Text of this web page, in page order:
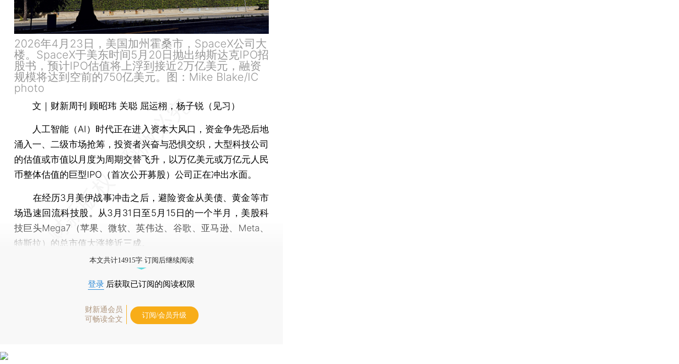
2026年4月23日，美国加州霍桑市，SpaceX公司大
楼。SpaceX于美东时间5月20日抛出纳斯达克IPO招
股书，预计IPO估值将上浮到接近2万亿美元，融资
规模将达到空前的750亿美元。图：Mike Blake/IC
photo
文｜财新周刊 顾昭玮 关聪 屈运栩，杨子锐（见习）
人工智能（AI）时代正在进入资本大风口，资金争先恐后地
涌入一、二级市场抢筹，投资者兴奋与恐惧交织，大型科技公司
的估值或市值以月度为周期交替飞升，以万亿美元或万亿元人民
币整体估值的巨型IPO（首次公开募股）公司正在冲出水面。
在经历3月美伊战事冲击之后，避险资金从美债、黄金等市
场迅速回流科技股。从3月31日至5月15日的一个半月，美股科
技巨头Mega7（苹果、微软、英伟达、谷歌、亚马逊、Meta、
特斯拉）的总市值大涨接近三成。
本文共计14915字 订阅后继续阅读
登录 后获取已订阅的阅读权限
财新通会员
可畅读全文
订阅/会员升级